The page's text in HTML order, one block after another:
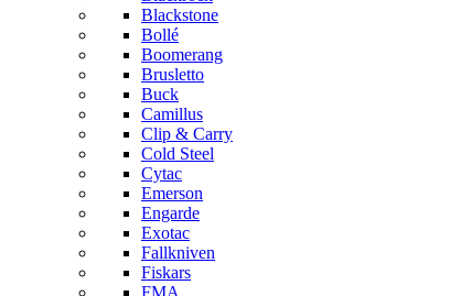
Blackstone
Bollé
Boomerang
Brusletto
Buck
Camillus
Clip & Carry
Cold Steel
Cytac
Emerson
Engarde
Exotac
Fallkniven
Fiskars
FMA